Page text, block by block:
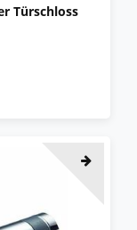
Türschloss